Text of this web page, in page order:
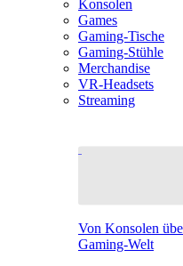
Konsolen
Games
Gaming-Tische
Gaming-Stühle
Merchandise
VR-Headsets
Streaming
Von Konsolen
Gaming-Welt